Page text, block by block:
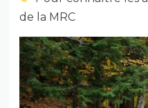
de la MRC